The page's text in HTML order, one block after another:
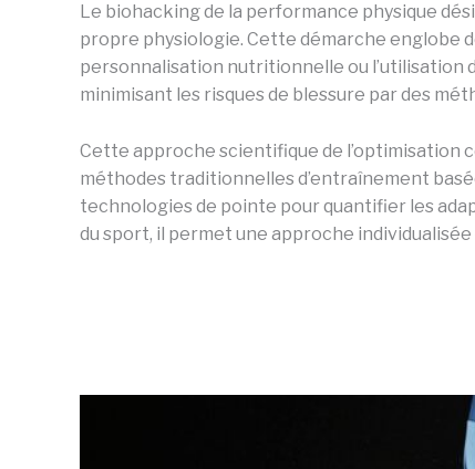
Le biohacking de la performance physique
propre physiologie. Cette démarche englobe
personnalisation nutritionnelle ou l’utilisation
minimisant les risques de blessure par des
Cette approche scientifique de l’optimisation
méthodes traditionnelles d’entraînement
technologies de pointe pour quantifier les
du sport, il permet une approche